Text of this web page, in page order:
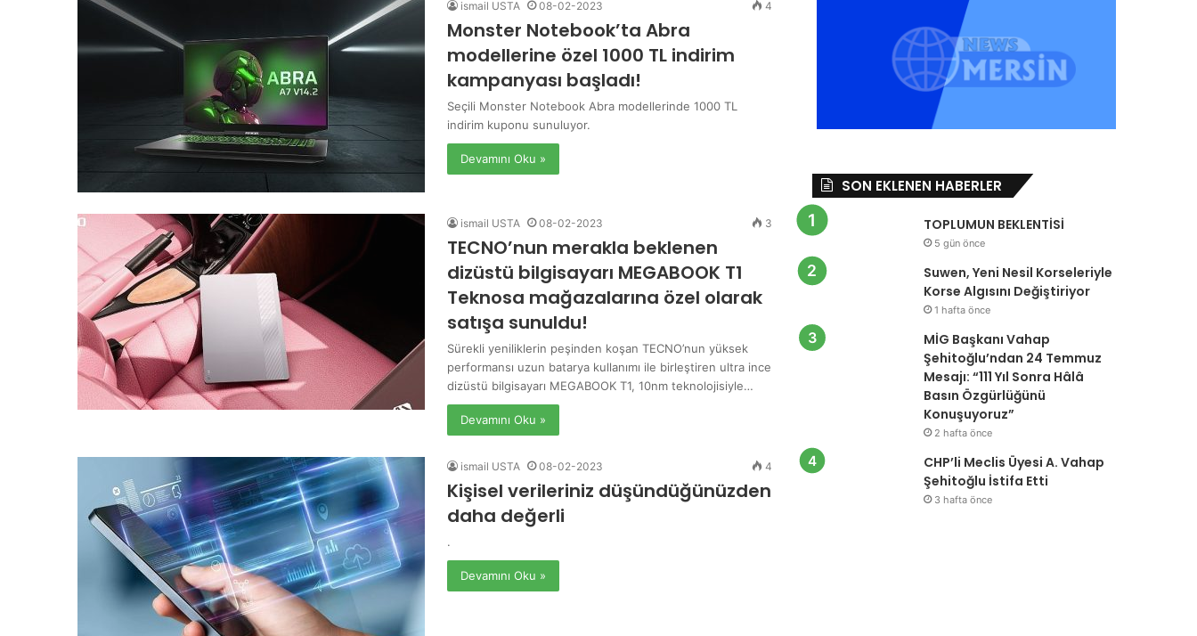
ismail USTA 08-02-2023 4
Monster Notebook’ta Abra
modellerine özel 1000 TL indirim
kampanyası başladı!
Seçili Monster Notebook Abra modellerinde 1000 TL
indirim kuponu sunuluyor.
Devamını Oku »
ismail USTA 08-02-2023 3
TECNO’nun merakla beklenen
dizüstü bilgisayarı MEGABOOK T1
Teknosa mağazalarına özel olarak
satışa sunuldu!
Sürekli yeniliklerin peşinden koşan TECNO’nun yüksek
performansı uzun batarya kullanımı ile birleştiren ultra ince
dizüstü bilgisayarı MEGABOOK T1, 10nm teknolojisiyle…
Devamını Oku »
ismail USTA 08-02-2023 4
Kişisel verileriniz düşündüğünüzden
daha değerli
.
Devamını Oku »
SON EKLENEN HABERLER
TOPLUMUN BEKLENTİSİ
5 gün önce
Suwen, Yeni Nesil Korseleriyle
Korse Algısını Değiştiriyor
1 hafta önce
MİG Başkanı Vahap
Şehitoğlu’ndan 24 Temmuz
Mesajı: “111 Yıl Sonra Hâlâ
Basın Özgürlüğünü
Konuşuyoruz”
2 hafta önce
CHP’li Meclis Üyesi A. Vahap
Şehitoğlu İstifa Etti
3 hafta önce